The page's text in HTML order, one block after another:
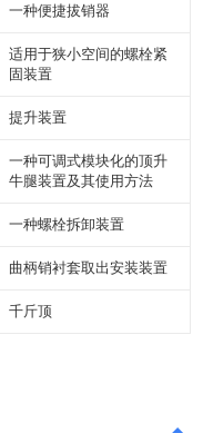
一种便捷拔销器
适用于狭小空间的螺栓紧
固装置
提升装置
一种可调式模块化的顶升
牛腿装置及其使用方法
一种螺栓拆卸装置
曲柄销衬套取出安装装置
千斤顶